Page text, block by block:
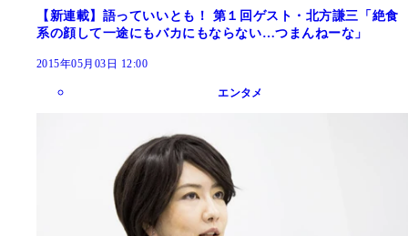
【新連載】語っていいとも！ 第１回ゲスト・北方謙三「絶食
系の顔して一途にもバカにもならない…つまんねーな」
2015年05月03日 12:00
エンタメ